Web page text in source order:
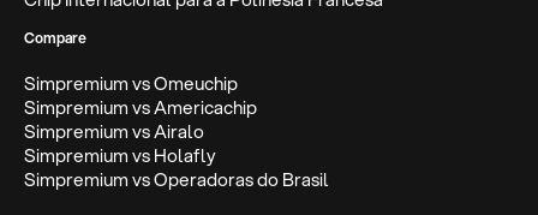
Compare
Simpremium vs Omeuchip
Simpremium vs Americachip
Simpremium vs Airalo
Simpremium vs Holafly
Simpremium vs Operadoras do Brasil